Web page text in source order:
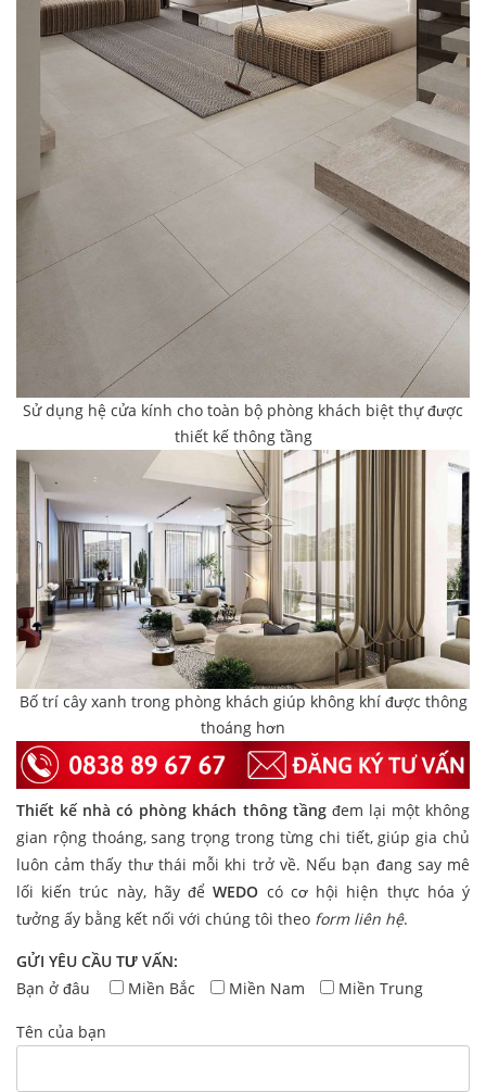
Sử dụng hệ cửa kính cho toàn bộ phòng khách biệt thự được
thiết kế thông tầng
Bố trí cây xanh trong phòng khách giúp không khí được thông
thoáng hơn
Thiết kế nhà có phòng khách thông tầngđem lại một không
gian rộng thoáng, sang trọng trong từng chi tiết, giúp gia chủ
luôn cảm thấy thư thái mỗi khi trở về. Nếu bạn đang say mê
lối kiến trúc này, hãy để WEDO có cơ hội hiện thực hóa ý
tưởng ấy bằng kết nối với chúng tôi theo form liên hệ.
GỬI YÊU CẦU TƯ VẤN:
Bạn ở đâu
Miền Bắc Miền Nam Miền Trung
Tên của bạn